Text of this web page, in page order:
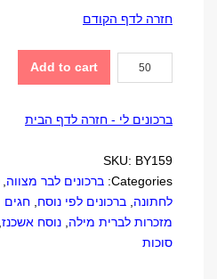
חזרה לדף הקודם
"ושמחת
בחגך"
quantity
Add to cart
ברכונים לי - חזרה לדף הבית
SKU: BY159
Categories: ברכונים לבר מצווה
לחתונה ברכונים לפי נוסח חגים
מזכרות לברית מילה נוסח אשכנז
סוכות